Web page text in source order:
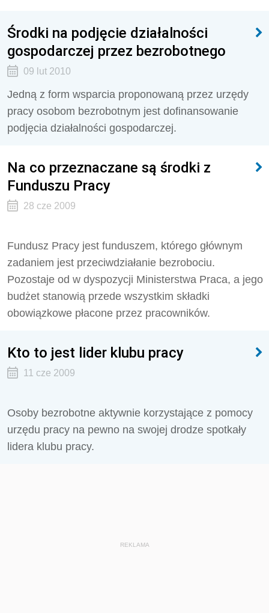
Środki na podjęcie działalności
gospodarczej przez bezrobotnego
09 lut 2010
Jedną z form wsparcia proponowaną przez urzędy
pracy osobom bezrobotnym jest dofinansowanie
podjęcia działalności gospodarczej.
Na co przeznaczane są środki z
Funduszu Pracy
28 cze 2009
Fundusz Pracy jest funduszem, którego głównym
zadaniem jest przeciwdziałanie bezrobociu.
Pozostaje od w dyspozycji Ministerstwa Praca, a jego
budżet stanowią przede wszystkim składki
obowiązkowe płacone przez pracowników.
Kto to jest lider klubu pracy
11 cze 2009
Osoby bezrobotne aktywnie korzystające z pomocy
urzędu pracy na pewno na swojej drodze spotkały
lidera klubu pracy.
REKLAMA